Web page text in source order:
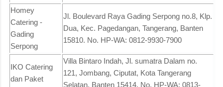
Homey
Catering -
Gading
Serpong
Jl. Boulevard Raya Gading Serpong no.8, Klp.
Dua, Kec. Pagedangan, Tangerang, Banten
15810. No. HP-WA: 0812-9930-7900
IKO Catering
dan Paket
Villa Bintaro Indah, Jl. sumatra Dalam no.
121, Jombang, Ciputat, Kota Tangerang
Selatan, Banten 15414. No. HP-WA: 0813-